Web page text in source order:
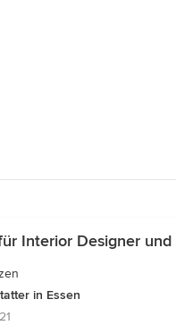
Interior Designer und
in Essen